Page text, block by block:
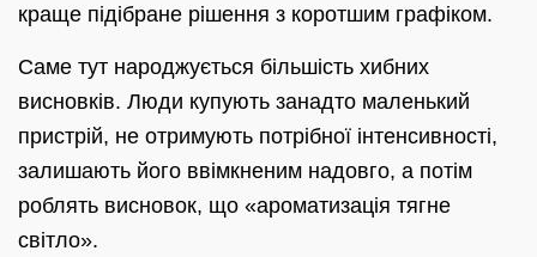
краще підібране рішення з коротшим графіком.
Саме тут народжується більшість хибних
висновків. Люди купують занадто маленький
пристрій, не отримують потрібної інтенсивності,
залишають його ввімкненим надовго, а потім
роблять висновок, що «ароматизація тягне
світло».